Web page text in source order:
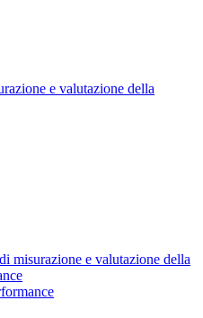
e valutazione della
misurazione e valutazione della